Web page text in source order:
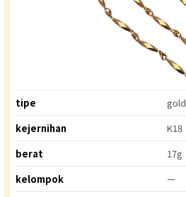
tipe
gold
kejernihan
K18
berat
17g
kelompok
ー